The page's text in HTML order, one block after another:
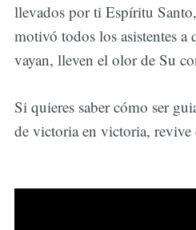
llevados por ti Espíritu
motivó todos los asistentes a
vayan, lleven el olor de Su
Si quieres saber cómo ser
de victoria en victoria, revive